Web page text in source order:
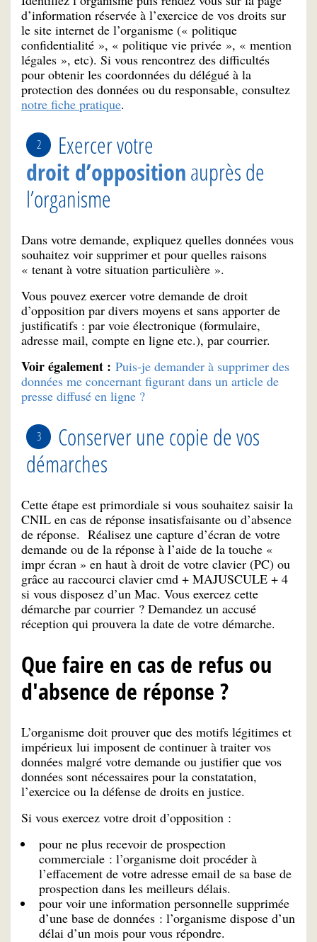
d’information réservée à l’exercice de vos droits sur
le site internet de l’organisme (« politique
confidentialité », « politique vie privée », « mention
légales », etc). Si vous rencontrez des difficultés
pour obtenir les coordonnées du délégué à la
protection des données ou du responsable, consultez
notre fiche pratique.
Exercer votre
droit d’oppositionauprès de
l’organisme
Dans votre demande, expliquez quelles données vous
souhaitez voir supprimer et pour quelles raisons
« tenant à votre situation particulière ».
Vous pouvez exercer votre demande de droit
d’opposition par divers moyens et sans apporter de
justificatifs : par voie électronique (formulaire,
adresse mail, compte en ligne etc.), par courrier.
Voir également : Puis-je demander à supprimer des
données me concernant figurant dans un article de
presse diffusé en ligne ?
Conserver une copie de vos
démarches
Cette étape est primordiale si vous souhaitez saisir la
CNIL en cas de réponse insatisfaisante ou d’absence
de réponse. Réalisez une capture d’écran de votre
demande ou de la réponse à l’aide de la touche «
impr écran » en haut à droit de votre clavier (PC) ou
grâce au raccourci clavier cmd + MAJUSCULE + 4
si vous disposez d’un Mac. Vous exercez cette
démarche par courrier ? Demandez un accusé
réception qui prouvera la date de votre démarche.
Que faire en cas de refus ou
d'absence de réponse ?
L’organisme doit prouver que des motifs légitimes et
impérieux lui imposent de continuer à traiter vos
données malgré votre demande ou justifier que vos
données sont nécessaires pour la constatation,
l’exercice ou la défense de droits en justice.
Si vous exercez votre droit d’opposition :
pour ne plus recevoir de prospection
commerciale : l’organisme doit procéder à
l’effacement de votre adresse email de sa base de
prospection dans les meilleurs délais.
pour voir une information personnelle supprimée
d’une base de données : l’organisme dispose d’un
délai d’un mois pour vous répondre.